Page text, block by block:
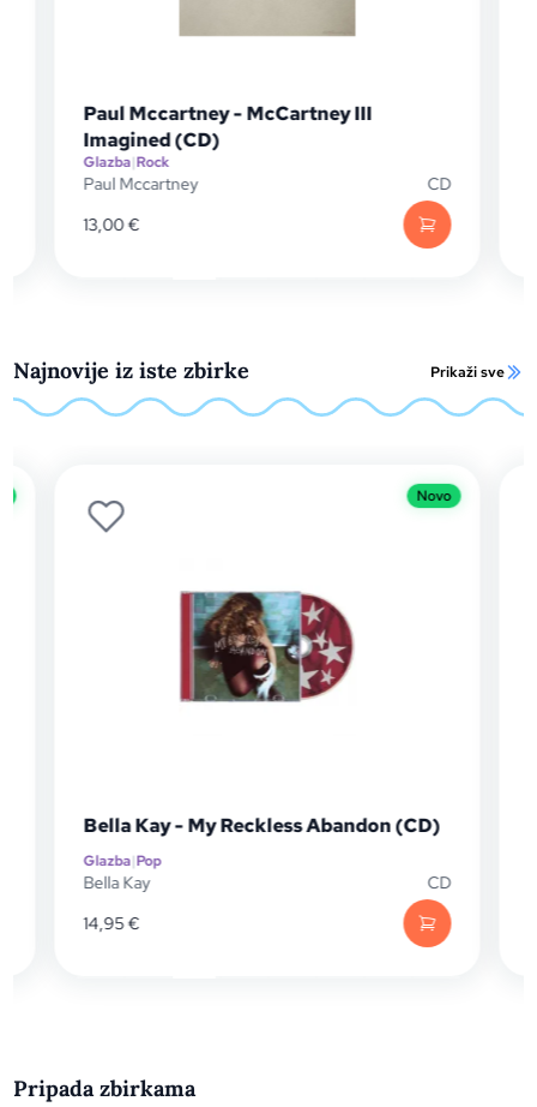
Paul Mccartney - McCartney III
Imagined (CD)
Glazba|Rock
Paul Mccartney
13,00€
Najnovije iz iste zbirke Prikaži sve
Novo
Bella Kay - My Reckless Abandon (CD)
Glazba|Pop
Bella Kay
CD
14,95€
Pripada zbirkama